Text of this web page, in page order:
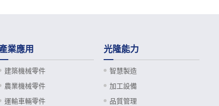
業應用
建築機械零件
農業機械零件
運輸車輛零件
光隆能力
智慧製造
加工設備
品質管理